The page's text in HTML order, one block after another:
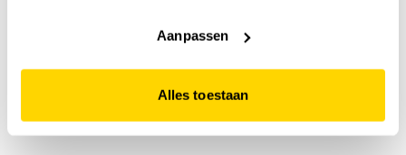
website niet optimaal functioneert.
Aanpassen
Alles toestaan